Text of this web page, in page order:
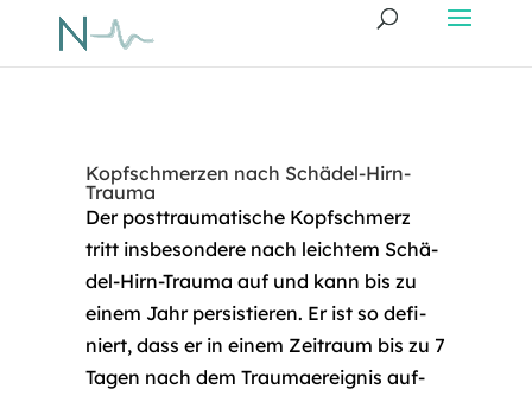
Kopfschmerzen nach Schädel-Hirn-
Trauma
Der post­trau­ma­ti­sche Kopf­schmerz
tritt ins­be­son­de­re nach leich­tem Schä­
del-Hirn-Trau­ma auf und kann bis zu
einem Jahr per­sis­tie­ren. Er ist so defi­
niert, dass er in einem Zeit­raum bis zu 7
Tagen nach dem Trau­ma­er­eig­nis auf­